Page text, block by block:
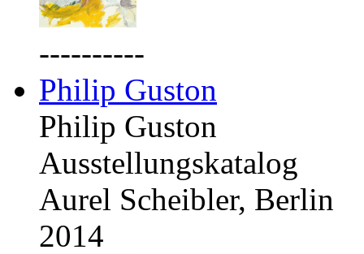
----------
Philip Guston
Philip Guston
Ausstellungskatalog
Aurel Scheibler, Berlin
2014